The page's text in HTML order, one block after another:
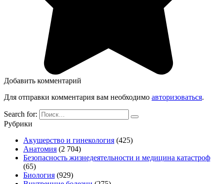
Добавить комментарий
Для отправки комментария вам необходимо авторизоваться.
Search for:
Рубрики
Акушерство и гинекология (425)
Анатомия (2 704)
Безопасность жизнедеятельности и медицина катастроф
(65)
Биология (929)